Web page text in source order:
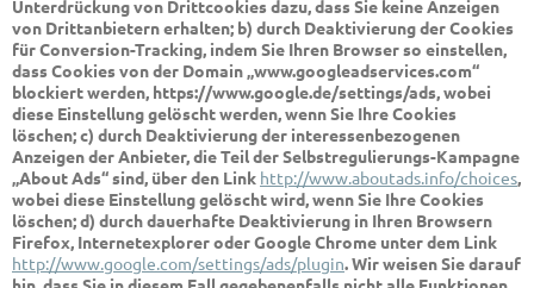
Unterdrückung von Drittcookies dazu, dass Sie keine Anzeigen
von Drittanbietern erhalten; b) durch Deaktivierung der Cookies
für Conversion-Tracking, indem Sie Ihren Browser so einstellen,
dass Cookies von der Domain „www.googleadservices.com“
blockiert werden, https://www.google.de/settings/ads, wobei
diese Einstellung gelöscht werden, wenn Sie Ihre Cookies
löschen; c) durch Deaktivierung der interessenbezogenen
Anzeigen der Anbieter, die Teil der Selbstregulierungs-Kampagne
„About Ads“ sind, über den Link http://www.aboutads.info/choices,
wobei diese Einstellung gelöscht wird, wenn Sie Ihre Cookies
löschen; d) durch dauerhafte Deaktivierung in Ihren Browsern
Firefox, Internetexplorer oder Google Chrome unter dem Link
http://www.google.com/settings/ads/plugin. Wir weisen Sie darauf